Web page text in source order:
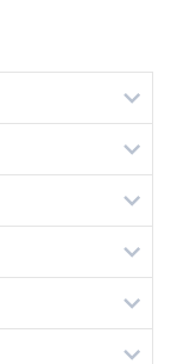
一覧
舗・テナント
・テナント一
テナント一覧
テナント一覧